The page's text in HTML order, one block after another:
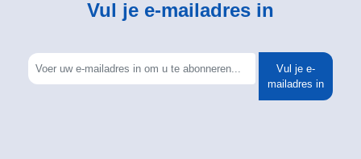
Vul je e-mailadres in
Vul je e-
mailadres in